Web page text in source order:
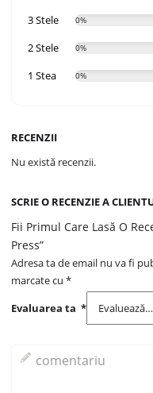
3 Stele 0%
2 Stele 0%
1 Stea 0%
RECENZII
Nu există recenzii.
SCRIE O RECENZIE A
Fii Primul Care Lasă O
Press”
Adresa ta de email nu va fi
marcate cu*
Evaluarea ta*